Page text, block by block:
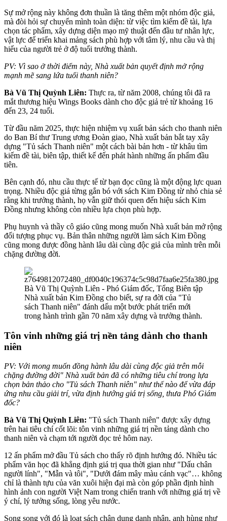
Sự mở rộng này không đơn thuần là tăng thêm một nhóm độc giả,
mà đòi hỏi sự chuyển mình toàn diện: từ việc tìm kiếm đề tài, lựa
chọn tác phẩm, xây dựng diện mạo mỹ thuật đến đầu tư nhân lực,
vật lực để triển khai mảng sách phù hợp với tâm lý, nhu cầu và thị
hiếu của người trẻ ở độ tuổi trưởng thành.
PV: Vì sao ở thời điểm này, Nhà xuất bản quyết định mở rộng
mạnh mẽ sang lứa tuổi thanh niên?
Bà Vũ Thị Quỳnh Liên: Thực ra, từ năm 2008, chúng tôi đã ra
mắt thương hiệu Wings Books dành cho độc giả trẻ từ khoảng 16
đến 23, 24 tuổi.
Từ đầu năm 2025, thực hiện nhiệm vụ xuất bản sách cho thanh niên
do Ban Bí thư Trung ương Đoàn giao, Nhà xuất bản bắt tay xây
dựng "Tủ sách Thanh niên" một cách bài bản hơn - từ khâu tìm
kiếm đề tài, biên tập, thiết kế đến phát hành những ấn phẩm đầu
tiên.
Bên cạnh đó, nhu cầu thực tế từ bạn đọc cũng là một động lực quan
trọng. Nhiều độc giả từng gắn bó với sách Kim Đồng từ nhỏ chia sẻ
rằng khi trưởng thành, họ vẫn giữ thói quen đến hiệu sách Kim
Đồng nhưng không còn nhiều lựa chọn phù hợp.
Phụ huynh và thầy cô giáo cũng mong muốn Nhà xuất bản mở rộng
đối tượng phục vụ. Bản thân những người làm sách Kim Đồng
cũng mong được đồng hành lâu dài cùng độc giả của mình trên mỗi
chặng đường đời.
Bà Vũ Thị Quỳnh Liên - Phó Giám đốc, Tổng Biên tập
Nhà xuất bản Kim Đồng cho biết, sự ra đời của "Tủ
sách Thanh niên" đánh dấu một bước phát triển mới
trong hành trình gần 70 năm xây dựng và trưởng thành.
Tôn vinh những giá trị nền tảng dành cho thanh
niên
PV: Với mong muốn đồng hành lâu dài cùng độc giả trên mỗi
chặng đường đời" Nhà xuất bản đã có những tiêu chí trong lựa
chọn bản thảo cho "Tủ sách Thanh niên" như thế nào để vừa đáp
ứng nhu cầu giải trí, vừa định hướng giá trị sống, thưa Phó Giám
đốc?
Bà Vũ Thị Quỳnh Liên: "Tủ sách Thanh niên" được xây dựng
trên hai tiêu chí cốt lõi: tôn vinh những giá trị nền tảng dành cho
thanh niên và chạm tới người đọc trẻ hôm nay.
12 ấn phẩm mở đầu Tủ sách cho thấy rõ định hướng đó. Nhiều tác
phẩm văn học đã khẳng định giá trị qua thời gian như "Dấu chân
người lính", "Mẫn và tôi", "Dưới đám mây màu cánh vạc"… không
chỉ là thành tựu của văn xuôi hiện đại mà còn góp phần định hình
hình ảnh con người Việt Nam trong chiến tranh với những giá trị về
ý chí, lý tưởng sống, lòng yêu nước.
Song song với đó là loạt sách chân dung danh nhân, anh hùng như